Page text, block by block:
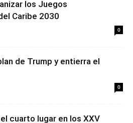
los Juegos
Caribe 2030
0
de Trump y entierra el
0
cuarto lugar en los XXV